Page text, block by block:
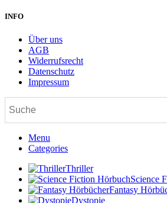
INFO
Über uns
AGB
Widerrufsrecht
Datenschutz
Impressum
Menu
Categories
Thriller
Science
Fantasy
Dystopie